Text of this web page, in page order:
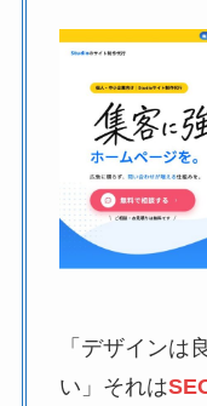
「デザインは
い」それは